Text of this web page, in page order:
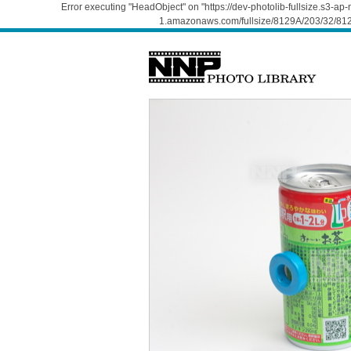
Error executing "HeadObject" on "https://dev-photolib-fullsize.s3-
1.amazonaws.com/fullsize/8129A/203/32/